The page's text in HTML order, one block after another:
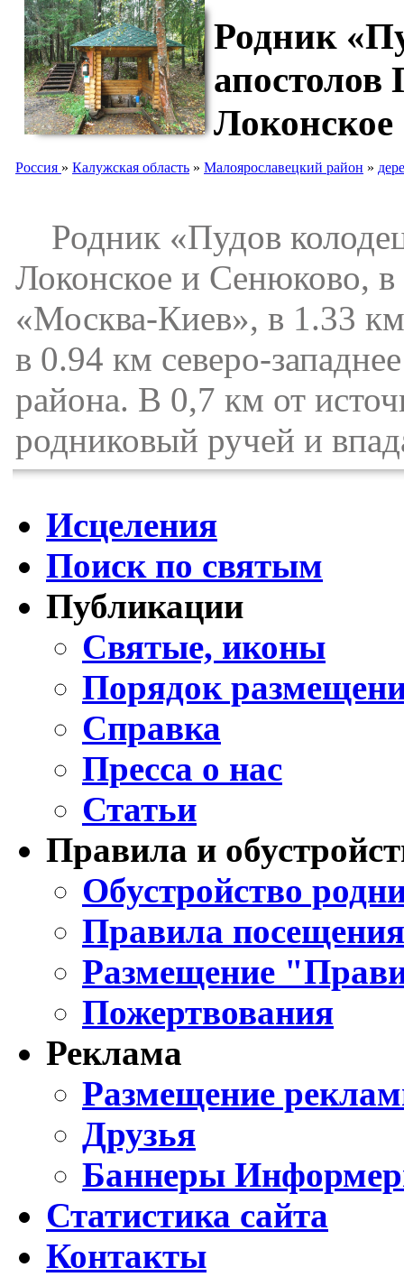
Родник
апостолов
Локонское
Россия » Калужская область » Малоярославецкий район »
Родник «Пудов
Локонское и Сенюково,
«Москва-Киев», в 1.33
в 0.94 км северо-
района. В 0,7 км от
родниковый ручей и
Исцеления
Поиск по святым
Публикации
Святые, иконы
Порядок
Справка
Пресса о нас
Статьи
Правила и
Обустройство
Правила
Размещение
Пожертвования
Реклама
Размещение
Друзья
Баннеры
Статистика сайта
Контакты